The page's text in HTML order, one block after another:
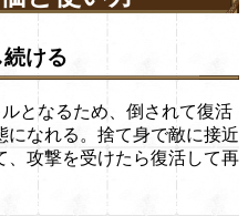
ける
となるため、倒されて復活
なれる。捨て身で敵に接近
、攻撃を受けたら復活して再